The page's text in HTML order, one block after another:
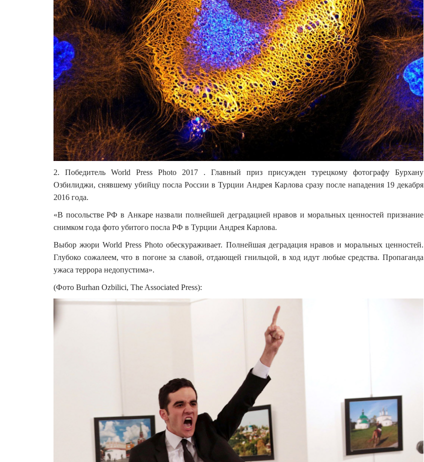
2. Победитель World Press Photo 2017 . Главный приз присужден турецкому фотографу Бурхану
Озбилиджи, снявшему убийцу посла России в Турции Андрея Карлова сразу после нападения 19 декабря
2016 года.
«В посольстве РФ в Анкаре назвали полнейшей деградацией нравов и моральных ценностей признание
снимком года фото убитого посла РФ в Турции Андрея Карлова.
Выбор жюри World Press Photo обескураживает. Полнейшая деградация нравов и моральных ценностей.
Глубоко сожалеем, что в погоне за славой, отдающей гнильцой, в ход идут любые средства. Пропаганда
ужаса террора недопустима».
(Фото Burhan Ozbilici, The Associated Press):